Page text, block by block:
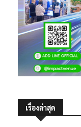
เรื่องล่าสุด